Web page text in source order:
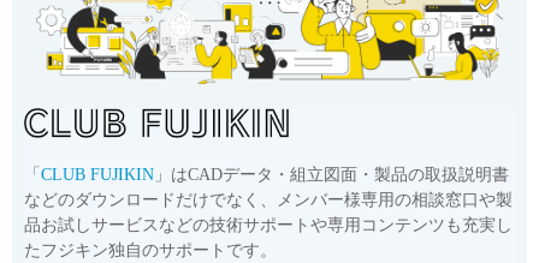
「 CLUB FUJIKIN 」はCADデータ・組立図面・製品の取扱説明書
などのダウンロードだけでなく、メンバー様専用の相談窓口や製
品お試しサービスなどの技術サポートや専用コンテンツも充実し
たフジキン独自のサポートです。